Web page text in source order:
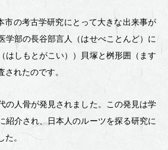
市の考古学研究にとって大きな出来事が
学部の長谷部言人（はせべことんど）に
はしもとがこい））貝塚と桝形囲（ます
れたのです。
の人骨が発見されました。この発見は学
紹介され、日本人のルーツを探る研究に
。